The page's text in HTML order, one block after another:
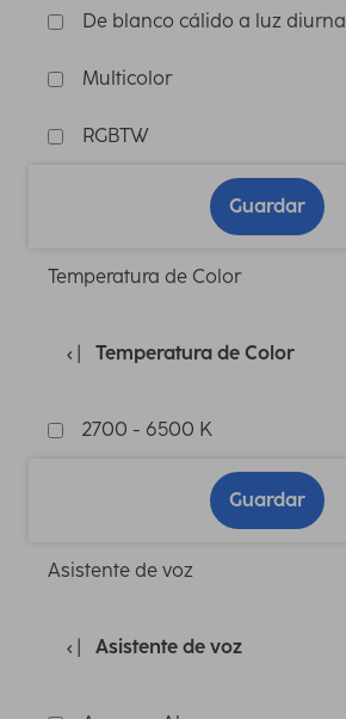
De blanco cálido a luz diurna
Multicolor
RGBTW
Guardar
Temperatura de Color
Temperatura de Color
2700 - 6500 K
Guardar
Asistente de voz
Asistente de voz